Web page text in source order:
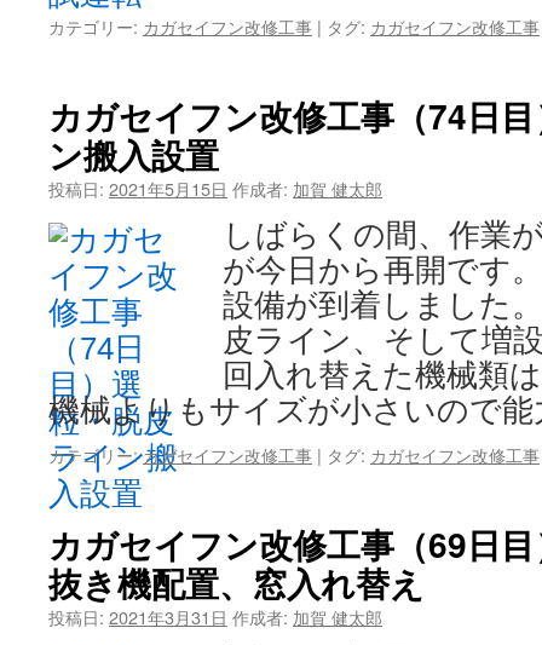
カテゴリー: カガセイフン改修工事 | タグ: カガセイフン改修工事
カガセイフン改修工事（74日
ン搬入設置
投稿日: 2021年5月15日 作成者: 加賀 健太郎
しばらくの間、作業
が今日から再開です
設備が到着しました
皮ライン、そして増
回入れ替えた機械類
機械よりもサイズが小さいので
カテゴリー: カガセイフン改修工事 | タグ: カガセイフン改修工事
カガセイフン改修工事（69日
抜き機配置、窓入れ替え
投稿日: 2021年3月31日 作成者: 加賀 健太郎